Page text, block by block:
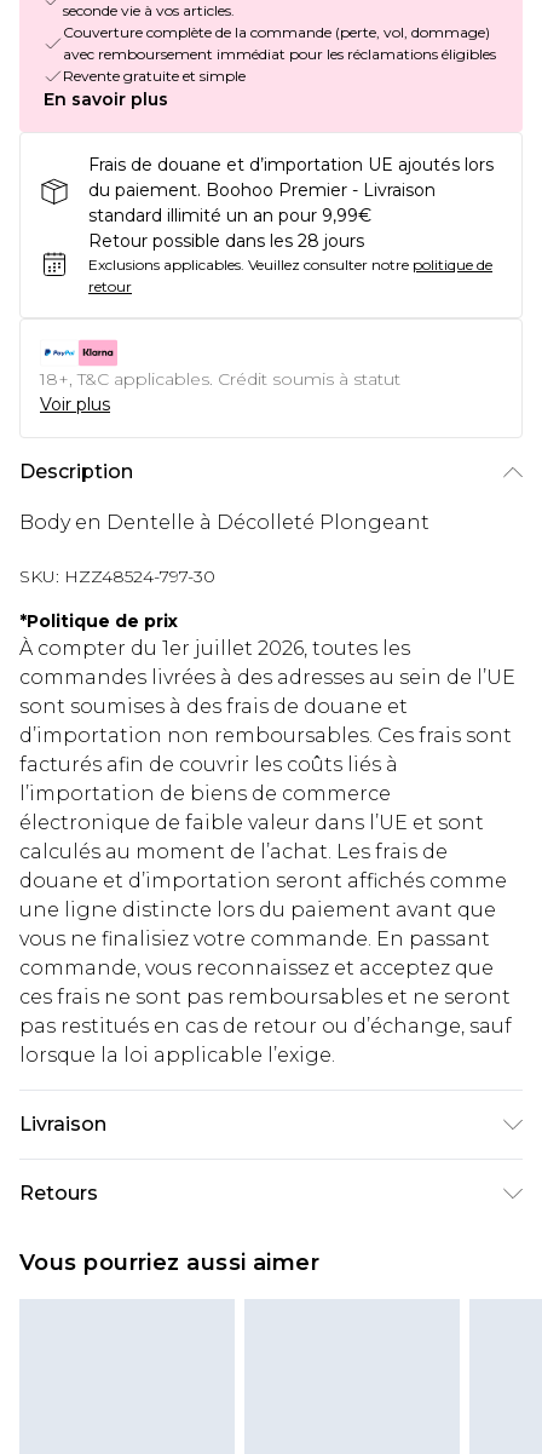
seconde vie à vos articles.
Couverture complète de la commande (perte, vol, dommage)
avec remboursement immédiat pour les réclamations éligibles
Revente gratuite et simple
En savoir plus
Frais de douane et d’importation UE ajoutés lors
du paiement. Boohoo Premier - Livraison
standard illimité un an pour 9,99€
Retour possible dans les 28 jours
Exclusions applicables. Veuillez consulter notre politique de
retour
18+, T&C applicables. Crédit soumis à statut
Voir plus
Description
Body en Dentelle à Décolleté Plongeant
SKU: HZZ48524-797-30
*Politique de prix
À compter du 1er juillet 2026, toutes les
commandes livrées à des adresses au sein de l’UE
sont soumises à des frais de douane et
d’importation non remboursables. Ces frais sont
facturés afin de couvrir les coûts liés à
l’importation de biens de commerce
électronique de faible valeur dans l’UE et sont
calculés au moment de l’achat. Les frais de
douane et d’importation seront affichés comme
une ligne distincte lors du paiement avant que
vous ne finalisiez votre commande. En passant
commande, vous reconnaissez et acceptez que
ces frais ne sont pas remboursables et ne seront
pas restitués en cas de retour ou d’échange, sauf
lorsque la loi applicable l’exige.
Livraison
Livraison standard France
€2.99
Livraison express France
Retours
à compter de la réception pour nous retourner
Vous pourriez aussi aimer